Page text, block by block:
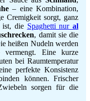
– eine Kombination,
Cremigkeit sorgt, ganz
ist, die Spaghetti nur al
, damit sie die
heißen Nudeln werden
vermengt. Eine kurze
bei Raumtemperatur
perfekte Konsistenz
können. Frischer
sorgen für die